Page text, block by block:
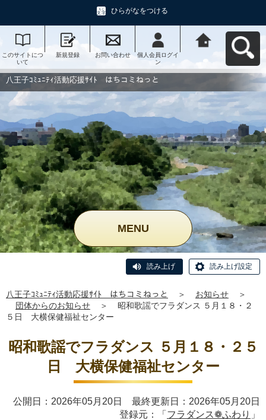
ひらがなをつける
このサイトにつ
いて
新規登録 お問い合わせ
個人会員ログイ
ン
動応援ｻｲﾄ はち
コミねっとへ戻
八王子ｺﾐｭﾆﾃｨ活動応援ｻｲﾄ はちコミねっと
MENU
読み上げ 読み上げ設定
八王子ｺﾐｭﾆﾃｨ活動応援ｻｲﾄ はちコミねっと ＞ お知らせ
＞
団体からのお知らせ
＞
昭和歌謡でフラダンス ５月１８・２
５日 大横保健福祉センター
昭和歌謡でフラダンス ５月１８・２５
日 大横保健福祉センター
公開日：2026年05月20日 最終更新日：2026年05月20日
登録元：「 フラダンス❁ふわり 」